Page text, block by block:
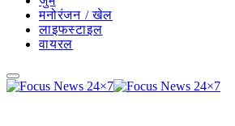
मनोरंजन / खेल
लाइफस्टाइल
वायरल